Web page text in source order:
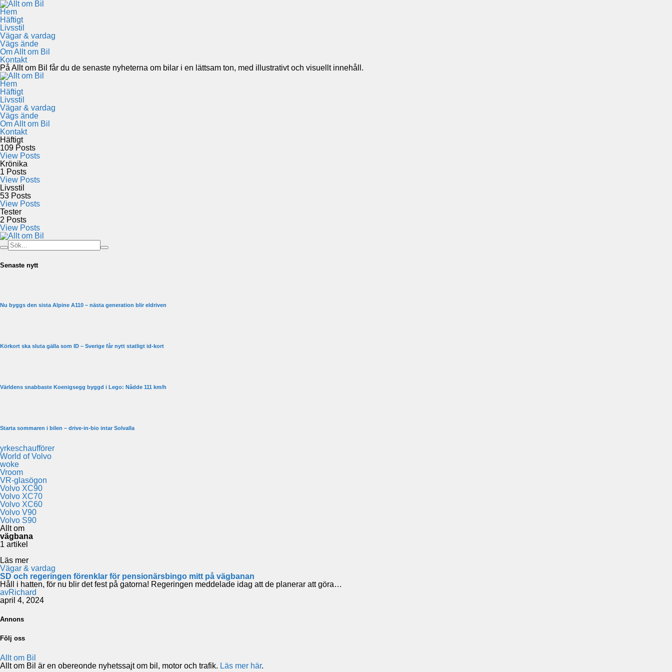
Hem
Häftigt
Livsstil
Vägar & vardag
Vägs ände
Om Allt om Bil
Kontakt
På Allt om Bil får du de senaste nyheterna om bilar i en lättsam ton, med illustrativt och visuellt innehåll.
Hem
Häftigt
Livsstil
Vägar & vardag
Vägs ände
Om Allt om Bil
Kontakt
Häftigt
109 Posts
View Posts
Krönika
1 Posts
View Posts
Livsstil
53 Posts
View Posts
Tester
2 Posts
View Posts
Senaste nytt
Nu byggs den sista Alpine A110 – nästa generation blir eldriven
Körkort ska sluta gälla som ID – Sverige får nytt statligt id-kort
Världens snabbaste Koenigsegg byggd i Lego: Nådde 111 km/h
Starta sommaren i bilen – drive-in-bio intar Solvalla
yrkeschaufförer
World of Volvo
woke
Vroom
VR-glasögon
Volvo XC90
Volvo XC70
Volvo XC60
Volvo V90
Volvo S90
Allt om
vägbana
1 artikel
Läs mer
Vägar & vardag
SD och regeringen förenklar för pensionärsbingo mitt på vägbanan
Håll i hatten, för nu blir det fest på gatorna! Regeringen meddelade idag att de planerar att göra…
avRichard
april 4, 2024
Annons
Följ oss
Allt om Bil
Allt om Bil är en obereonde nyhetssajt om bil, motor och trafik. Läs mer här.